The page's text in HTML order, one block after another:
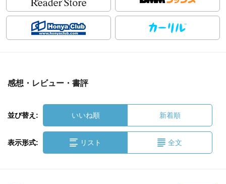
感想・レビュー・書評
並び替え: いいね順 新着順
表示形式: リスト 全文